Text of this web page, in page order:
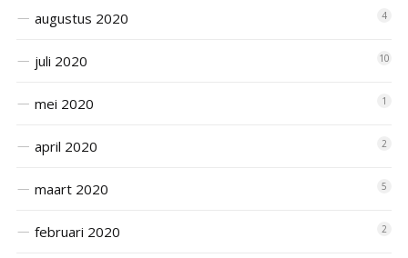
augustus 2020 4
juli 2020 10
mei 2020 1
april 2020 2
maart 2020 5
februari 2020 2